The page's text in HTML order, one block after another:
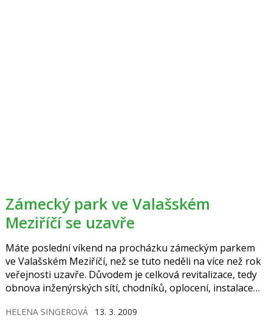
Zámecký park ve Valašském
Meziříčí se uzavře
Máte poslední víkend na procházku zámeckým parkem
ve Valašském Meziříčí, než se tuto neděli na více než rok
veřejnosti uzavře. Důvodem je celková revitalizace, tedy
obnova inženýrských sítí, chodníků, oplocení, instalace
potrvají do května příštího roku a předpokládané
HELENA SINGEROVÁ 13. 3. 2009